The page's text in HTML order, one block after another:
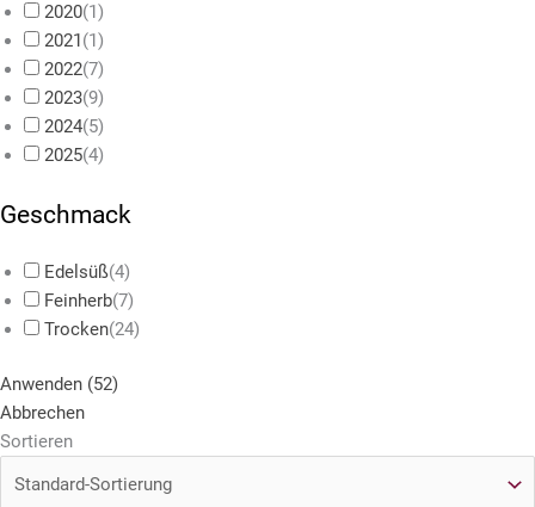
2020(1)
2021(1)
2022(7)
2023(9)
2024(5)
2025(4)
Geschmack
Edelsüß(4)
Feinherb(7)
Trocken(24)
Anwenden (52)
Abbrechen
Sortieren